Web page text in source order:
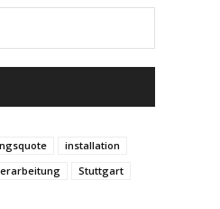
installation
Stuttgart